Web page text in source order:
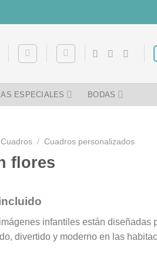
ESPECIALES BODAS
Cuadros / Cuadros personalizados
flores
infantiles están diseñadas
divertido y moderno en las